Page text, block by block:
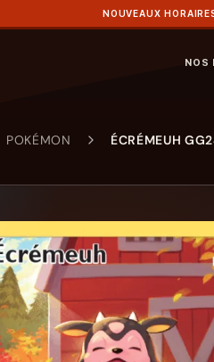
NOUVEAUX
NOS
POKÉMON ÉCRÉMEUH